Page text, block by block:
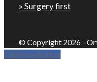
» Surgery first
© Copyright 2026 -
Call Now Button